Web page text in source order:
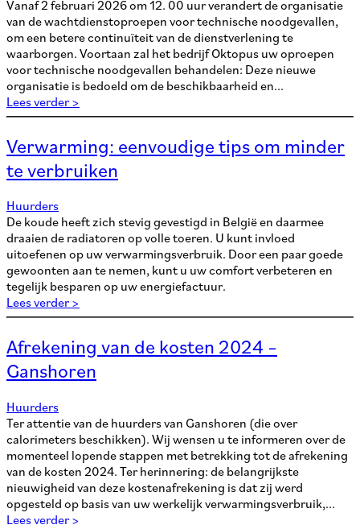
Vanaf 2 februari 2026 om 12. 00 uur verandert de organisatie
van de wachtdienstoproepen voor technische noodgevallen,
om een betere continuïteit van de dienstverlening te
waarborgen. Voortaan zal het bedrijf Oktopus uw oproepen
voor technische noodgevallen behandelen: Deze nieuwe
organisatie is bedoeld om de beschikbaarheid en...
Lees verder >
Verwarming: eenvoudige tips om minder
te verbruiken
Huurders
De koude heeft zich stevig gevestigd in België en daarmee
draaien de radiatoren op volle toeren. U kunt invloed
uitoefenen op uw verwarmingsverbruik. Door een paar goede
gewoonten aan te nemen, kunt u uw comfort verbeteren en
tegelijk besparen op uw energiefactuur.
Lees verder >
Afrekening van de kosten 2024 –
Ganshoren
Huurders
Ter attentie van de huurders van Ganshoren (die over
calorimeters beschikken). Wij wensen u te informeren over de
momenteel lopende stappen met betrekking tot de afrekening
van de kosten 2024. Ter herinnering: de belangrijkste
nieuwigheid van deze kostenafrekening is dat zij werd
opgesteld op basis van uw werkelijk verwarmingsverbruik,...
Lees verder >